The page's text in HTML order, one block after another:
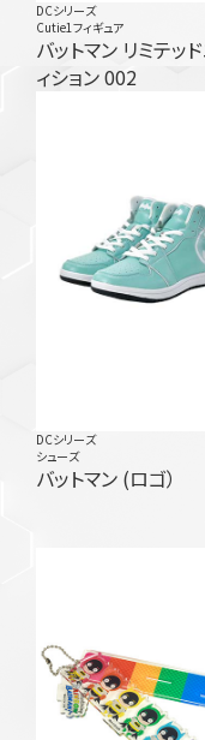
DCシリーズ
Cutie1フィギュア
バットマン リミテッドエデ
ィション 002
DCシリーズ
シューズ
バットマン (ロゴ）